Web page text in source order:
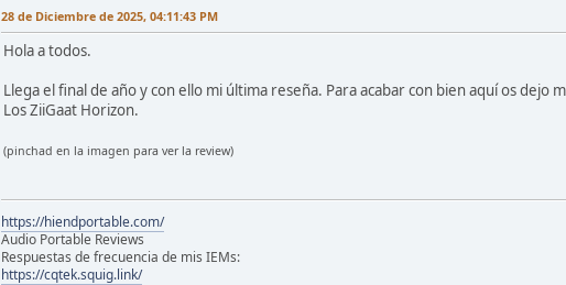
28 de Diciembre de 2025, 04:11:43 PM
Hola a todos.
Llega el final de año y con ello mi última reseña. Para acabar con bien aquí os
Los ZiiGaat Horizon.
(pinchad en la imagen para ver la review)
https://hiendportable.com/
Audio Portable Reviews
Respuestas de frecuencia de mis IEMs:
https://cqtek.squig.link/